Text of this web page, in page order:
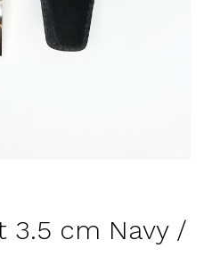
3.5 cm Navy /